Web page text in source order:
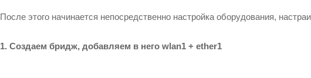
После этого начинается непосредственно настройка оборудования,
1. Создаем бридж, добавляем в него wlan1 + ether1